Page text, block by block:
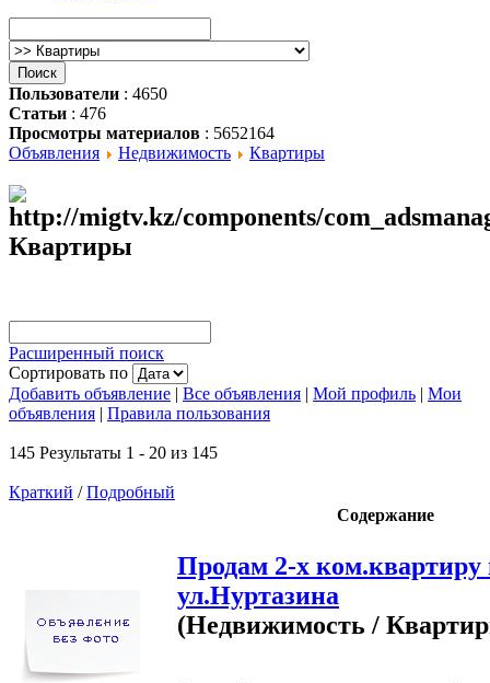
Пользователи : 4650
Статьи : 476
Просмотры материалов : 5652164
Объявления
Недвижимость Квартиры
Квартиры
Расширенный поиск
Сортировать по
Добавить объявление | Все объявления | Мой профиль | Мои
объявления | Правила пользования
145 Результаты 1 - 20 из 145
Краткий /Подробный
Содержание
Продам 2-х ком.квартиру
ул.Нуртазина
(Недвижимость /